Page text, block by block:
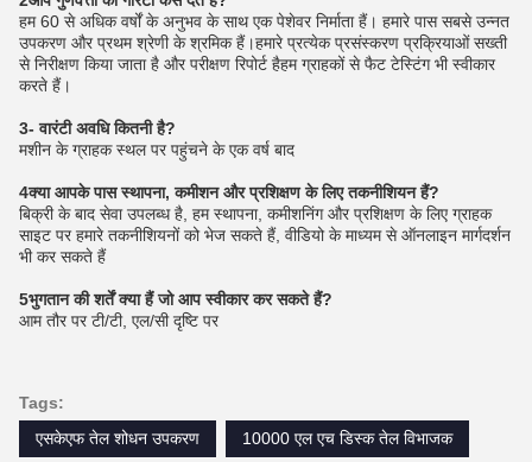
हम 60 से अधिक वर्षों के अनुभव के साथ एक पेशेवर निर्माता हैं। हमारे पास सबसे उन्नत
उपकरण और प्रथम श्रेणी के श्रमिक हैं।हमारे प्रत्येक प्रसंस्करण प्रक्रियाओं सख्ती
से निरीक्षण किया जाता है और परीक्षण रिपोर्ट हैहम ग्राहकों से फैट टेस्टिंग भी स्वीकार
करते हैं।
3- वारंटी अवधि कितनी है?
मशीन के ग्राहक स्थल पर पहुंचने के एक वर्ष बाद
4क्या आपके पास स्थापना, कमीशन और प्रशिक्षण के लिए तकनीशियन हैं?
बिक्री के बाद सेवा उपलब्ध है, हम स्थापना, कमीशनिंग और प्रशिक्षण के लिए ग्राहक
साइट पर हमारे तकनीशियनों को भेज सकते हैं, वीडियो के माध्यम से ऑनलाइन मार्गदर्शन
भी कर सकते हैं
5भुगतान की शर्तें क्या हैं जो आप स्वीकार कर सकते हैं?
आम तौर पर टी/टी, एल/सी दृष्टि पर
Tags:
एसकेएफ तेल शोधन उपकरण
10000 एल एच डिस्क तेल विभाजक